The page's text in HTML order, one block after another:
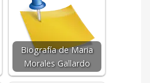
Biografía de Maria
Morales Gallardo